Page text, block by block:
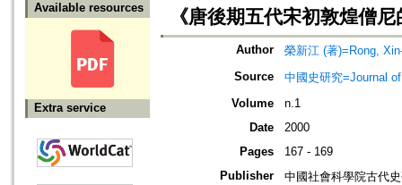
Available resources
Extra service
《唐後期五代宋初敦煌僧
Author
榮新江 (著)=Rong,
Source
中國史研究=Journal
Volume
n.1
Date
2000
Pages
167 - 169
Publisher
中國社會科學院古代